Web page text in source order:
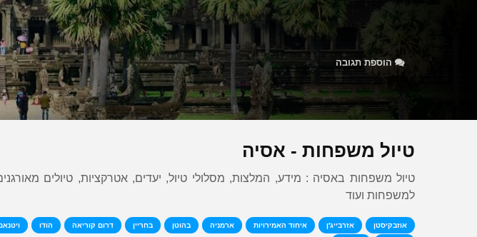
הוספת תגובה
טיול משפחות - אסיה
טיול משפחות באסיה : מידע, המלצות, מסלולי טיול, יעדים, אטרקציות, טיולים
למשפחות ועוד
אוזבקיסטן אזרבייג'ן איחוד האמירויות ארמניה בהוטן בחריין דרום קוריאה הודו